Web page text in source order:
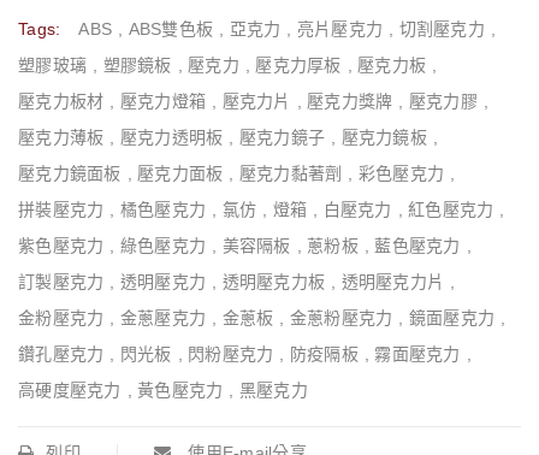
Tags: ABS , ABS雙色板 , 亞克力 , 亮片壓克力 , 切割壓克力 ,
塑膠玻璃 , 塑膠鏡板 , 壓克力 , 壓克力厚板 , 壓克力板 ,
壓克力板材 , 壓克力燈箱 , 壓克力片 , 壓克力獎牌 , 壓克力膠 ,
壓克力薄板 , 壓克力透明板 , 壓克力鏡子 , 壓克力鏡板 ,
壓克力鏡面板 , 壓克力面板 , 壓克力黏著劑 , 彩色壓克力 ,
拼裝壓克力 , 橘色壓克力 , 氯仿 , 燈箱 , 白壓克力 , 紅色壓克力 ,
紫色壓克力 , 綠色壓克力 , 美容隔板 , 蔥粉板 ,藍色壓克力 ,
訂製壓克力 , 透明壓克力 , 透明壓克力板 , 透明壓克力片 ,
金粉壓克力 , 金蔥壓克力 , 金蔥板 , 金蔥粉壓克力 , 鏡面壓克力 ,
鑽孔壓克力 , 閃光板 , 閃粉壓克力 , 防疫隔板 , 霧面壓克力 ,
高硬度壓克力 , 黃色壓克力 , 黑壓克力